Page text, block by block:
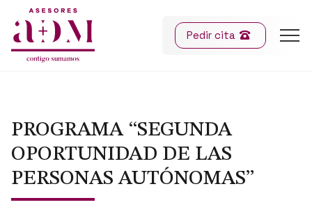
Pedir cita
PROGRAMA “SEGUNDA
OPORTUNIDAD DE LAS
PERSONAS AUTÓNOMAS”